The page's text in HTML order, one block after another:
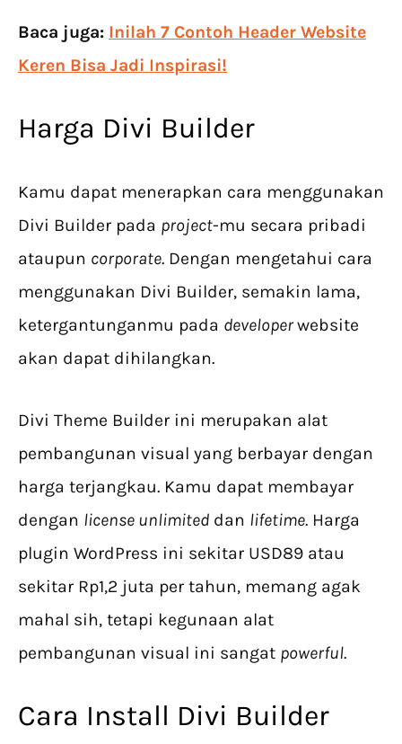
Baca juga: Inilah 7 Contoh Header Website
Keren Bisa Jadi Inspirasi!
Harga Divi Builder
Kamu dapat menerapkan cara menggunakan
Divi Builder pada project-mu secara pribadi
ataupun corporate. Dengan mengetahui cara
menggunakan Divi Builder, semakin lama,
ketergantunganmu pada developerwebsite
akan dapat dihilangkan.
Divi Theme Builder ini merupakan alat
pembangunan visual yang berbayar dengan
harga terjangkau. Kamu dapat membayar
dengan license unlimited dan lifetime. Harga
plugin WordPress ini sekitar USD89 atau
sekitar Rp1,2 juta per tahun, memang agak
mahal sih, tetapi kegunaan alat
pembangunan visual ini sangat powerful.
Cara Install Divi Builder